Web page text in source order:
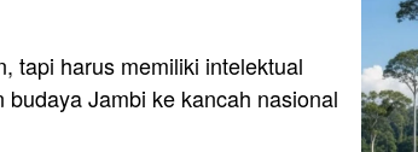
tapi harus memiliki intelektual
Jambi ke kancah nasional